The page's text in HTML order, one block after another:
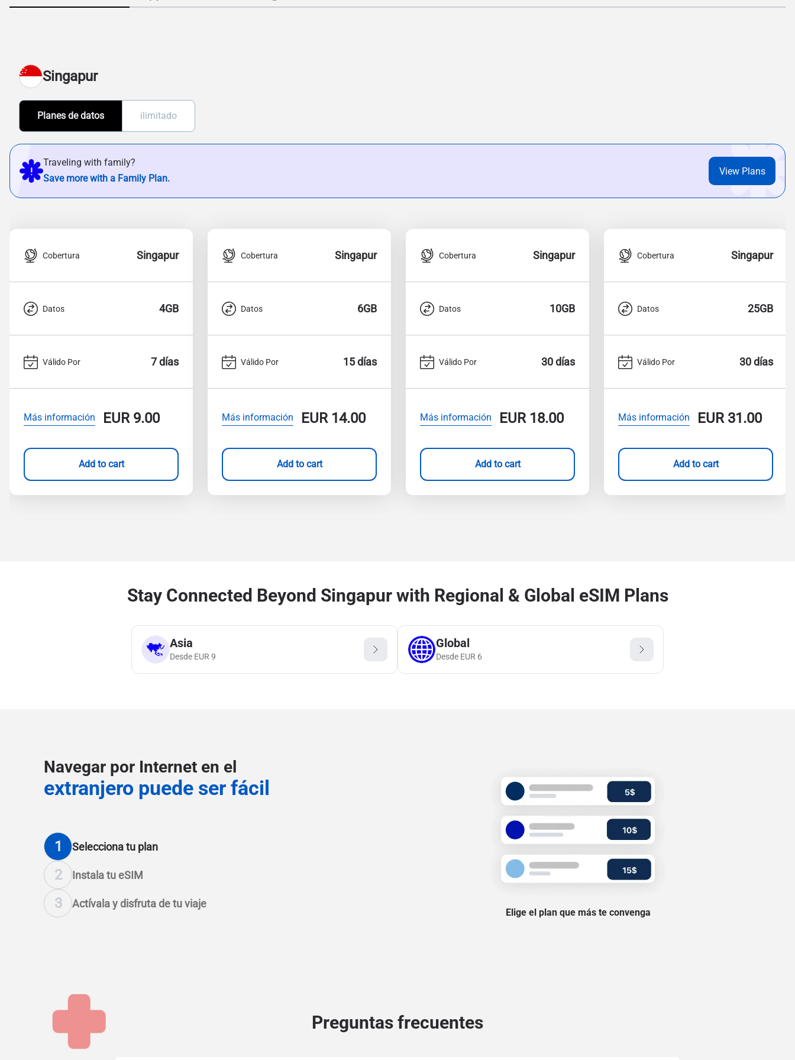
Singapur
Planes de datos ilimitado
Traveling with family?
Save more with a Family Plan.
View Plans
Cobertura Singapur
Datos 4GB
Válido Por 7 días
Más información EUR9.00
Add to cart
Cobertura Singapur
Datos 6GB
Válido Por 15 días
Más información EUR14.00
Add to cart
Cobertura Singapur
Datos 10GB
Válido Por 30 días
Más información EUR18.00
Add to cart
Cobertura Singapur
Datos 25GB
Válido Por 30 días
Más información EUR31.00
Add to cart
Stay Connected Beyond Singapur with Regional & Global eSIM Plans
Asia
Desde EUR 9
Global
Desde EUR 6
Navegar por Internet en el
extranjero puede ser fácil
1 Selecciona tu plan
2 Instala tu eSIM
3 Actívala y disfruta de tu viaje
Elige el plan que más te convenga
Preguntas frecuentes